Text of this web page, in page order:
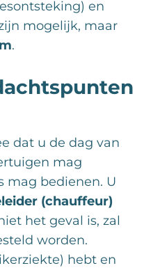
en
mogelijk, maar
.
dat u de dag van
mag
mag bedienen. U
(chauffeur)
het geval is, zal
worden.
hebt en